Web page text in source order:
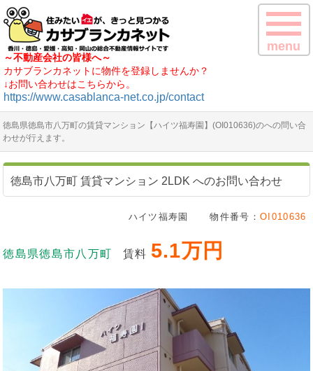
～不動産会社の皆様へ～
カサブランカネットに物件を登録しませんか？
↓お問い合わせはこちらから。
https://www.casablanca-net.co.jp/contact
menu
徳島県徳島市八万町の賃貸マンション【ハイツ福寿園】(OI010636)のへの問い合
わせが行えます。
徳島市八万町 賃貸マンション 2LDK へのお問い合わせ
ハイツ福寿園 物件番号： OI010636
徳島県徳島市八万町 賃料 5.1万円